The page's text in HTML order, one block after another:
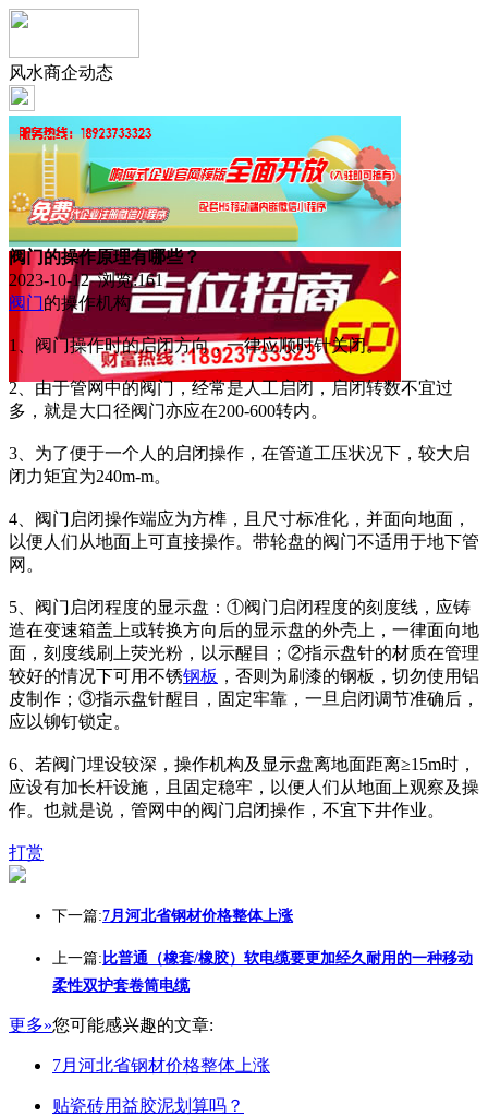
风水商企动态
阀门的操作原理有哪些？
2023-10-12 浏览:161
阀门的操作机构
1、阀门操作时的启闭方向，一律应顺时针关闭。
2、由于管网中的阀门，经常是人工启闭，启闭转数不宜过
多，就是大口径阀门亦应在200-600转内。
3、为了便于一个人的启闭操作，在管道工压状况下，较大启
闭力矩宜为240m-m。
4、阀门启闭操作端应为方榫，且尺寸标准化，并面向地面，
以便人们从地面上可直接操作。带轮盘的阀门不适用于地下管
网。
5、阀门启闭程度的显示盘：①阀门启闭程度的刻度线，应铸
造在变速箱盖上或转换方向后的显示盘的外壳上，一律面向地
面，刻度线刷上荧光粉，以示醒目；②指示盘针的材质在管理
较好的情况下可用不锈钢板 ，否则为刷漆的钢板，切勿使用铝
皮制作；③指示盘针醒目，固定牢靠，一旦启闭调节准确后，
应以铆钉锁定。
6、若阀门埋设较深，操作机构及显示盘离地面距离≥15m时，
应设有加长杆设施，且固定稳牢，以便人们从地面上观察及操
作。也就是说，管网中的阀门启闭操作，不宜下井作业。
打赏
下一篇:7月河北省钢材价格整体上涨
上一篇: 比普通（橡套/橡胶）软电缆要更加经久耐用的一种移动
柔性双护套卷筒电缆
更多»您可能感兴趣的文章:
7月河北省钢材价格整体上涨
贴瓷砖用益胶泥划算吗？